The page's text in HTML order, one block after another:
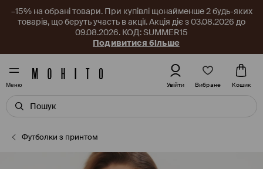
–15% на обрані товари. При купівлі щонайменше 2 будь-яких
товарів, що беруть участь в акції. Акція діє з 03.08.2026 до
09.08.2026. КОД: SUMMER15
Подивитися більше
Меню Увійти Вибране Кошик
Футболки з принтом